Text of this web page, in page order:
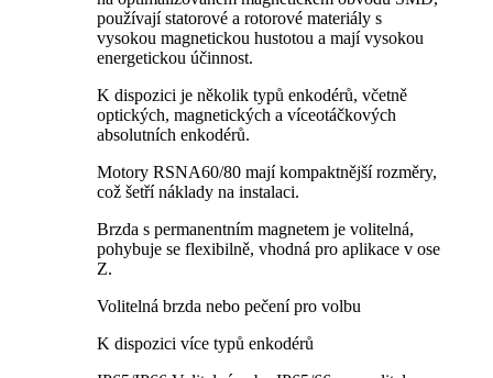
používají statorové a rotorové materiály s
vysokou magnetickou hustotou a mají vysokou
energetickou účinnost.
K dispozici je několik typů enkodérů, včetně
optických, magnetických a víceotáčkových
absolutních enkodérů.
Motory RSNA60/80 mají kompaktnější rozměry,
což šetří náklady na instalaci.
Brzda s permanentním magnetem je volitelná,
pohybuje se flexibilně, vhodná pro aplikace v ose
Z.
Volitelná brzda nebo pečení pro volbu
K dispozici více typů enkodérů